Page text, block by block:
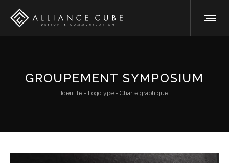
GROUPEMENT SYMPOSIUM
Identité - Logotype - Charte graphique